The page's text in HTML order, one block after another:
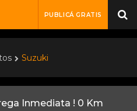
PUBLICÁ GRATIS
Suzuki
Inmediata ! 0 Km